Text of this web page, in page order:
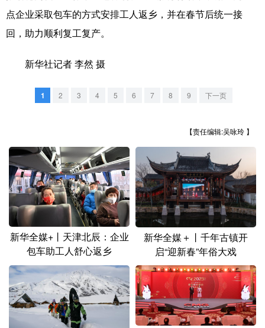
新疆 内蒙古
English Español Français عربى
한국어
Deutsch Português
点企业采取包车的方式安排工人返乡，并在春节后统一接
回，助力顺利复工复产。
新华社记者 李然 摄
1 2 3 4 5 6 7 8 9 下一页
【责任编辑:吴咏玲 】
新华全媒+丨天津北辰：企业
包车助工人舒心返乡
新华全媒＋丨千年古镇开
启“迎新春”年俗大戏